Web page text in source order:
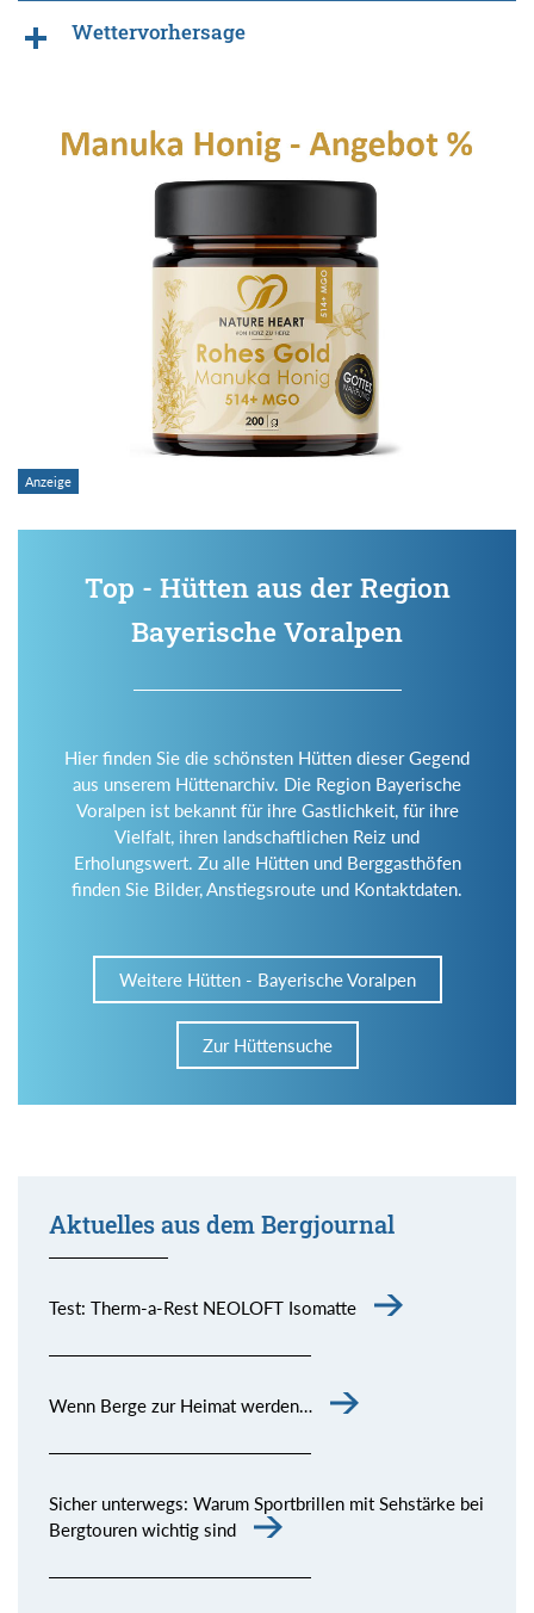
Wettervorhersage
Top - Hütten aus der Region
Bayerische Voralpen
Hier finden Sie die schönsten Hütten dieser Gegend
aus unserem Hüttenarchiv. Die Region Bayerische
Voralpen ist bekannt für ihre Gastlichkeit, für ihre
Vielfalt, ihren landschaftlichen Reiz und
Erholungswert. Zu alle Hütten und Berggasthöfen
finden Sie Bilder, Anstiegsroute und Kontaktdaten.
Weitere Hütten - Bayerische Voralpen
Zur Hüttensuche
Aktuelles aus dem Bergjournal
Test: Therm-a-Rest NEOLOFT Isomatte
Wenn Berge zur Heimat werden…
Sicher unterwegs: Warum Sportbrillen mit Sehstärke bei
Bergtouren wichtig sind